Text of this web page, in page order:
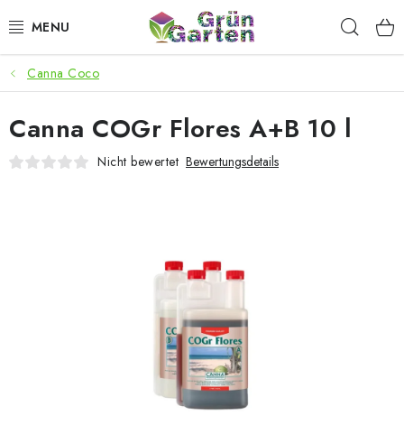
Inhalt
ANGEBOTE
LED PFLANZENLAMPEN
ANBAUBEDARF FÜR DEN HEIMANBAU
Kaufberatung
Datenschutzerklärung Impressum
Canna Coco
Canna COGr Flores A+B 10 l
Nicht bewertet Bewertungsdetails